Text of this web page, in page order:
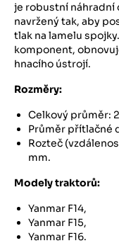
je robustní náhradní
navržený tak, aby
tlak na lamelu
komponent,
hnacího ústrojí.
Rozměry:
Celkový průměr:
Průměr přítlačné
Rozteč
mm.
Modely traktorů:
Yanmar F14,
Yanmar F15,
Yanmar F16.